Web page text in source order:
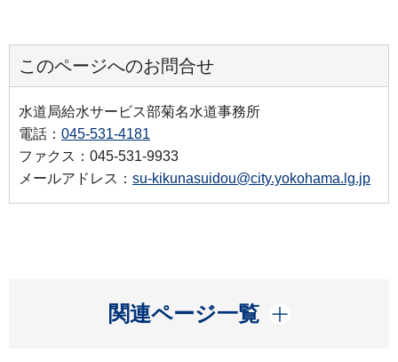
このページへのお問合せ
水道局給水サービス部菊名水道事務所
電話： 045-531-4181
ファクス：045-531-9933
メールアドレス： su-kikunasuidou@city.yokohama.lg.jp
関連ページ一覧
開く